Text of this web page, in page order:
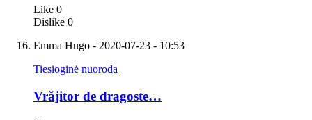
Like 0
Dislike 0
Emma Hugo - 2020-07-23 - 10:53
Tiesioginė nuoroda
Vrăjitor de dragoste…